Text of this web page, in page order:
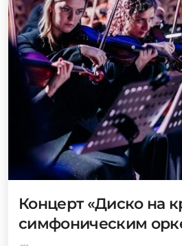
Концерт «Диско на
симфоническим